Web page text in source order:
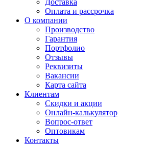
Доставка
Оплата и рассрочка
О компании
Производство
Гарантия
Портфолио
Отзывы
Реквизиты
Вакансии
Карта сайта
Клиентам
Скидки и акции
Онлайн-калькулятор
Вопрос-ответ
Оптовикам
Контакты